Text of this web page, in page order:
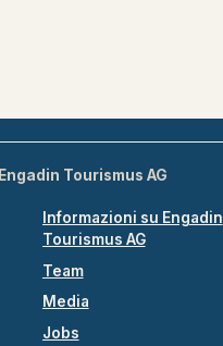
Engadin Tourismus AG
Informazioni su Engadin
Tourismus AG
Team
Media
Jobs